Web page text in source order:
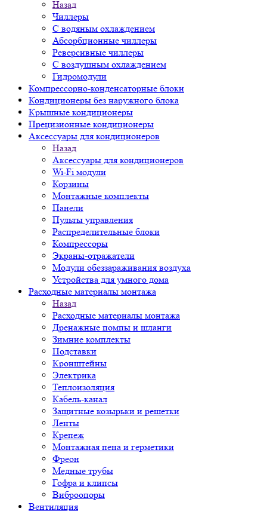
Назад
Чиллеры
С водяным охлаждением
Абсорбционные чиллеры
Реверсивные чиллеры
С воздушным охлаждением
Гидромодули
Компрессорно-конденсаторные блоки
Кондиционеры без наружного блока
Крышные кондиционеры
Прецизионные кондиционеры
Аксессуары для кондиционеров
Назад
Аксессуары для кондиционеров
Wi-Fi модули
Корзины
Монтажные комплекты
Панели
Пульты управления
Распределительные блоки
Компрессоры
Экраны-отражатели
Модули обеззараживания воздуха
Устройства для умного дома
Расходные материалы монтажа
Назад
Расходные материалы монтажа
Дренажные помпы и шланги
Зимние комплекты
Подставки
Кронштейны
Электрика
Теплоизоляция
Кабель-канал
Защитные козырьки и решетки
Ленты
Крепеж
Монтажная пена и герметики
Фреон
Медные трубы
Гофра и клипсы
Виброопоры
Вентиляция